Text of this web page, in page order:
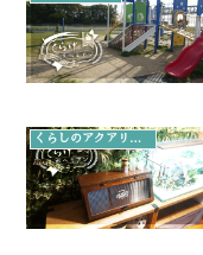
くらしのアクアリウム